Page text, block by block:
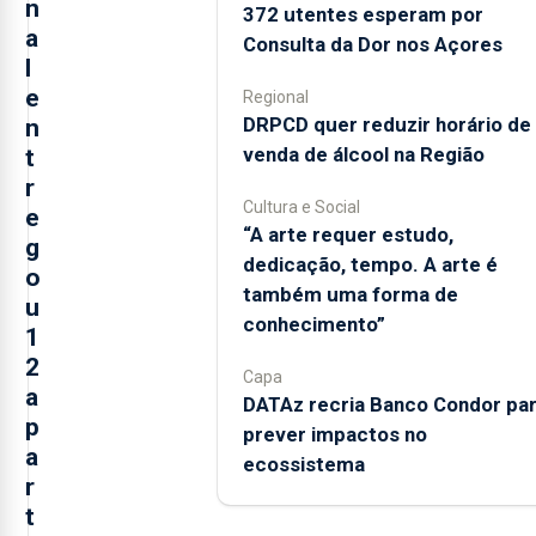
n
a
l
e
n
t
r
e
g
o
u
1
2
a
p
a
r
t
372 utentes esperam por
Consulta da Dor nos Açores
Regional
DRPCD quer reduzir horário de
venda de álcool na Região
Cultura e Social
“A arte requer estudo,
dedicação, tempo. A arte é
também uma forma de
conhecimento”
Capa
DATAz recria Banco Condor
prever impactos no
ecossistema